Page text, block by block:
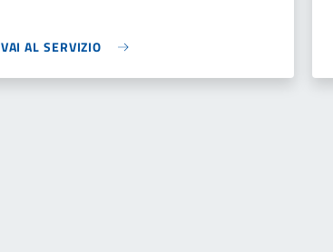
VAI AL SERVIZIO